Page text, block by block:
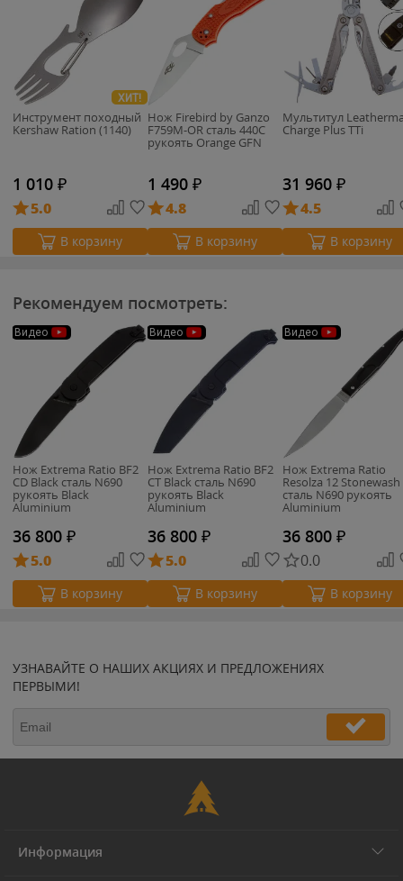
ХИТ!
Инструмент походный
Kershaw Ration (1140)
1 010 ₽
5.0
В корзину
Нож Firebird by Ganzo
F759M-OR cталь 440C
рукоять Orange GFN
1 490 ₽
4.8
В корзину
Мультитул
Charge Plus TTi
31 960 ₽
4.5
В корзину
Рекомендуем посмотреть:
Видео
Нож Extrema Ratio BF2
CD Black сталь N690
рукоять Black
Aluminium
36 800 ₽
5.0
В корзину
Видео
Нож Extrema Ratio BF2
CT Black сталь N690
рукоять Black
Aluminium
36 800 ₽
5.0
В корзину
Видео
Нож Extrema Ratio
Resolza 12 Stonewash
сталь N690 рукоять
Aluminium
36 800 ₽
0.0
В корзину
УЗНАВАЙТЕ О НАШИХ АКЦИЯХ И ПРЕДЛОЖЕНИЯХ
ПЕРВЫМИ!
Информация